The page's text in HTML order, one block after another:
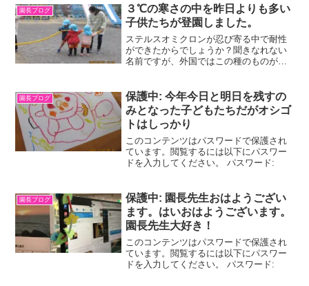
今朝は二人もいました。「もうやめなさ
い」と強制しないのがモン...
園長ブログ
３℃の寒さの中を昨日よりも多い
子供たちが登園しました。
ステルスオミクロンが忍び寄る中で耐性
ができたからでしょうか？聞きなれない
名前ですが、外国ではこの種のものが主
り抜けるそうなので名前からしてなんと
なく不気味ですね。ステル...
園長ブログ
保護中: 今年今日と明日を残すの
みとなった子どもたちだがオシゴ
トはしっかり
このコンテンツはパスワードで保護され
ています。閲覧するには以下にパスワー
ドを入力してください。 パスワード:
園長ブログ
保護中: 園長先生おはようござい
ます。はいおはようございます。
園長先生大好き！
このコンテンツはパスワードで保護され
ています。閲覧するには以下にパスワー
ドを入力してください。 パスワード: